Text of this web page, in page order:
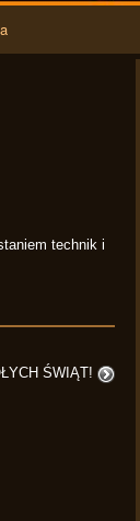
technik i
ŚWIĄT!